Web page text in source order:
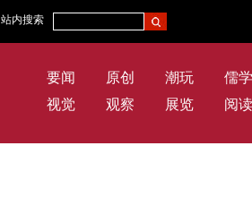
站内搜索
要闻 原创 潮玩 儒学
视觉
观察 展览 阅读